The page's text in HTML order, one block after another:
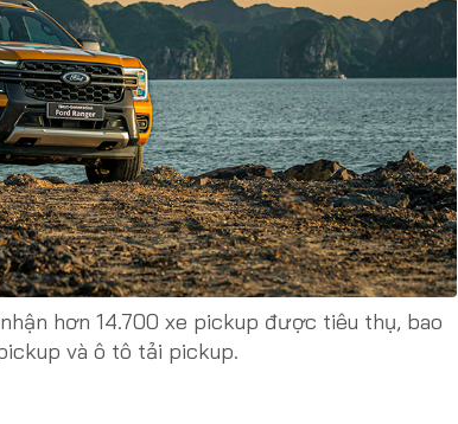
hơn 14.700 xe pickup được tiêu thụ, bao
và ô tô tải pickup.